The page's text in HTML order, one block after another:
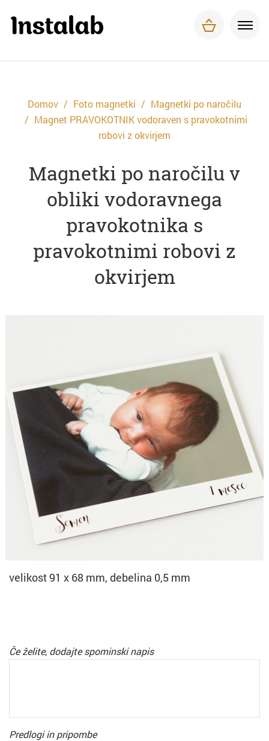
Tisk za podjetja
Dostava in plačilo
Kontakt
Domov Foto magnetki
Magnetki po naročilu
Magnet PRAVOKOTNIK vodoraven s pravokotnimi
robovi z okvirjem
Magnetki po naročilu v
obliki vodoravnega
pravokotnika s
pravokotnimi robovi z
okvirjem
velikost 91 x 68 mm, debelina 0,5 mm
Če želite, dodajte spominski napis
Predlogi in pripombe